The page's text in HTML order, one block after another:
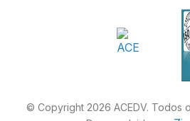
© Copyright 2026 ACEDV. Todos